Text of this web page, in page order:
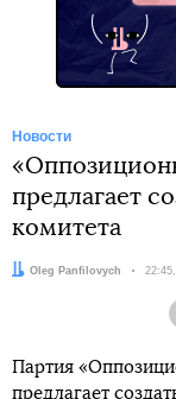
Новости
предлагает
комитета
Автор:
Oleg Panfilovych Дата:
Партия
предлагает